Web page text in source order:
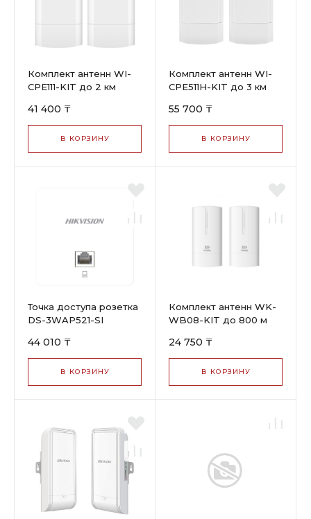
Комплект антенн WI-
CPE111-KIT до 2 км
41 400 ₸
В КОРЗИНУ
Комплект антенн WI-
CPE511H-KIT до 3 км
55 700 ₸
В КОРЗИНУ
Точка доступа розетка
DS-3WAP521-SI
44 010 ₸
В КОРЗИНУ
Комплект антенн WK-
WB08-KIT до 800 м
24 750 ₸
В КОРЗИНУ